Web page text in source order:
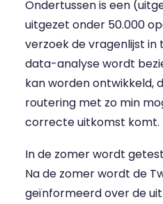
Ondertussen is een
uitgezet onder 50.000
verzoek de vragenlijst in
data-analyse wordt
kan worden ontwikkeld,
routering met zo min
correcte uitkomst komt.
In de zomer wordt
Na de zomer wordt de
geïnformeerd over de